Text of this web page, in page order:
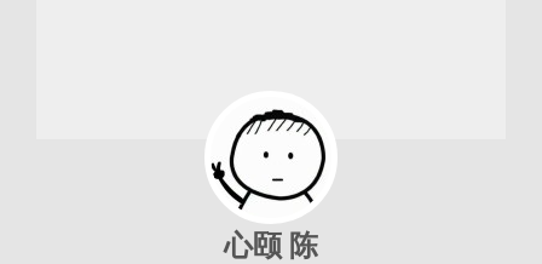
心颐 陈